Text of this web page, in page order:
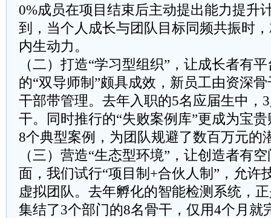
0%成员在项目结束后主动提出能力提升
到，当个人成长与团队目标同频共振时
内生动力。
（二）打造“学习型组织”，让成长者有
的“双导师制”颇具成效，新员工由资深
干部带管理。去年入职的5名应届生中，
干。同时推行的“失败案例库”更成为宝
8个典型案例，为团队规避了数百万元的
（三）营造“生态型环境”，让创造者有
面，我们试行“项目制+合伙人制”，允许
虚拟团队。去年孵化的智能检测系统，
集结了3个部门的8名骨干，仅用4个月就